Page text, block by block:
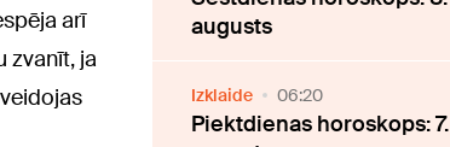
arī
zvanīt, ja
augusts
Izklaide 06:20
Piektdienas horoskops: 7.